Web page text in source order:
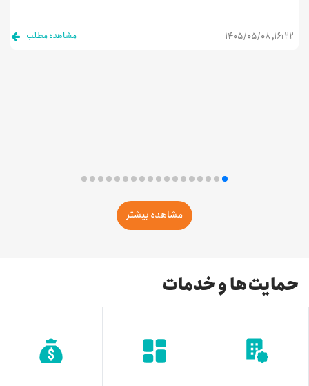
۱۶:۲۲, ۱۴۰۵/۰۵/۰۸ مشاهده مطلب
مشاهده بیشتر
حمایت‌ها و خدمات